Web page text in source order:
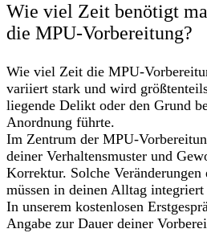
Wie viel Zeit benötigt
die MPU-Vorbereitung?
Wie viel Zeit die MPU-
variiert stark und wird
liegende Delikt oder den Grund
Anordnung führte.
Im Zentrum der MPU-
deiner Verhaltensmuster und
Korrektur. Solche
müssen in deinen Alltag integriert
In unserem kostenlosen
Angabe zur Dauer deiner